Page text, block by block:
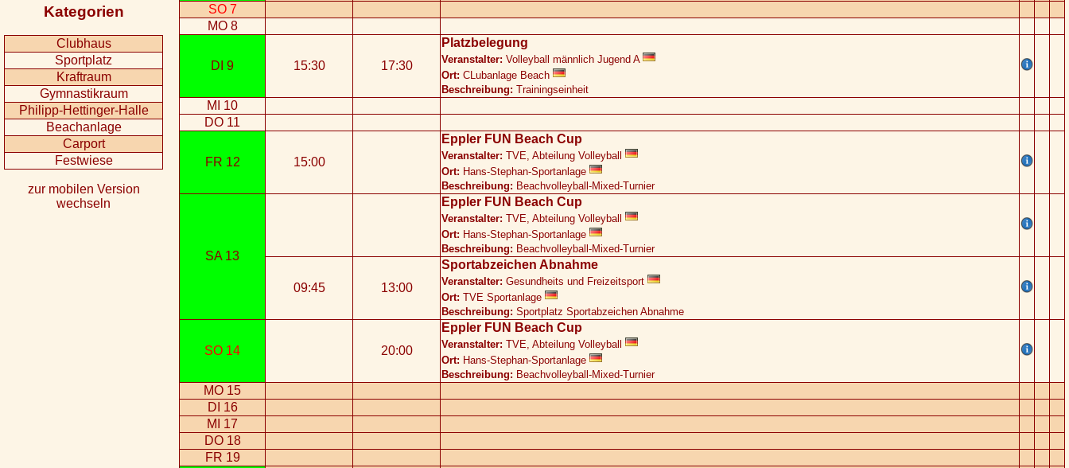
Kategorien
Clubhaus
Sportplatz
Kraftraum
Gymnastikraum
Philipp-Hettinger-Halle
Beachanlage
Carport
Festwiese
zur mobilen Version
wechseln
SO 7
MO 8
DI 9 15:30 17:30
Platzbelegung
Veranstalter: Volleyball männlich Jugend A
Ort: CLubanlage Beach
Beschreibung: Trainingseinheit
MI 10
DO 11
FR 12 15:00
Eppler FUN Beach Cup
Veranstalter: TVE, Abteilung Volleyball
Ort: Hans-Stephan-Sportanlage
Beschreibung: Beachvolleyball-Mixed-Turnier
SA 13
Eppler FUN Beach Cup
Veranstalter: TVE, Abteilung Volleyball
Ort: Hans-Stephan-Sportanlage
Beschreibung: Beachvolleyball-Mixed-Turnier
09:45 13:00
Sportabzeichen Abnahme
Veranstalter: Gesundheits und Freizeitsport
Ort: TVE Sportanlage
Beschreibung: Sportplatz Sportabzeichen Abnahme
SO 14 20:00
Eppler FUN Beach Cup
Veranstalter: TVE, Abteilung Volleyball
Ort: Hans-Stephan-Sportanlage
Beschreibung: Beachvolleyball-Mixed-Turnier
MO 15
DI 16
MI 17
DO 18
FR 19